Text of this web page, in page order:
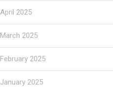
April 2025
March 2025
February 2025
January 2025